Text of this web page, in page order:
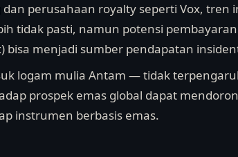
perusahaan royalty seperti Vox, tren
tidak pasti, namun potensi pembayaran
bisa menjadi sumber pendapatan
logam mulia Antam — tidak
prospek emas global dapat
instrumen berbasis emas.